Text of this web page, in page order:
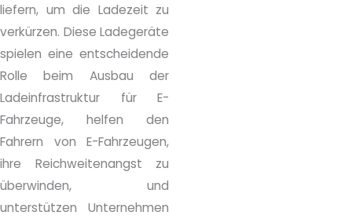
liefern, um die Ladezeit zu
verkürzen. Diese Ladegeräte
spielen eine entscheidende
Rolle beim Ausbau der
Ladeinfrastruktur für E-
Fahrzeuge, helfen den
Fahrern von E-Fahrzeugen,
ihre Reichweitenangst zu
überwinden, und
unterstützen Unternehmen